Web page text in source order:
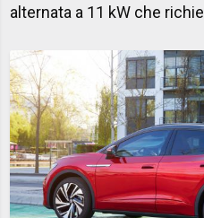
alternata a 11 kW che